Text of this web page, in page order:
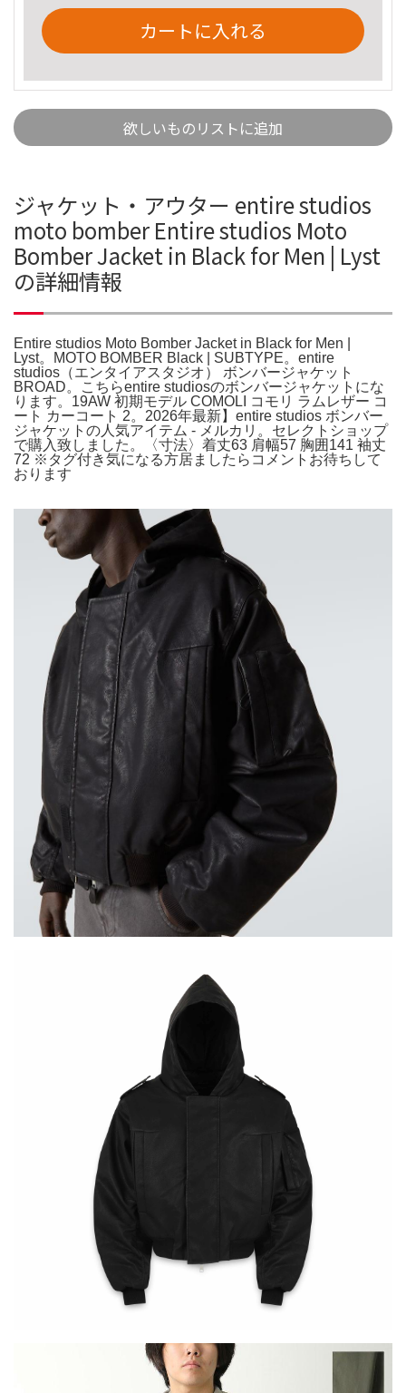
カートに入れる
欲しいものリストに追加
ジャケット・アウター entire studios
moto bomber Entire studios Moto
Bomber Jacket in Black for Men | Lyst
の詳細情報
Entire studios Moto Bomber Jacket in Black for Men |
Lyst。MOTO BOMBER Black | SUBTYPE。entire
studios（エンタイアスタジオ） ボンバージャケット
BROAD。こちらentire studiosのボンバージャケットにな
ります。19AW 初期モデル COMOLI コモリ ラムレザー コ
ート カーコート 2。2026年最新】entire studios ボンバー
ジャケットの人気アイテム - メルカリ。セレクトショップ
で購入致しました。〈寸法〉着丈63 肩幅57 胸囲141 袖丈
72 ※タグ付き気になる方居ましたらコメントお待ちして
おります